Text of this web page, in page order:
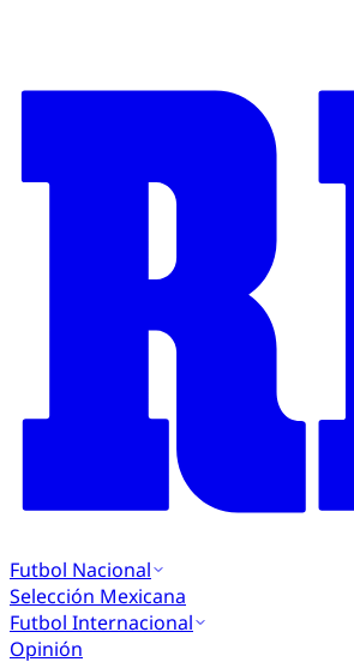
Futbol Nacional
Selección Mexicana
Futbol Internacional
Opinión